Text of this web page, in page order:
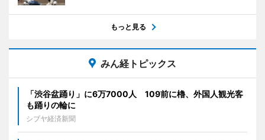
もっと見る
みん経トピックス
「渋谷盆踊り」に6万7000人 109前に櫓、外国人観光客
も踊りの輪に
シブヤ経済新聞